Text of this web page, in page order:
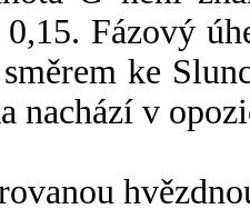
0,15. Fázový
ke
nachází v